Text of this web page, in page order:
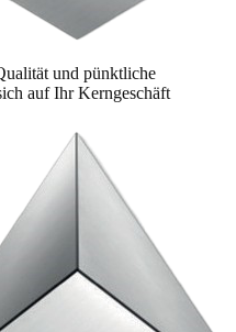
und pünktliche
auf Ihr Kerngeschäft